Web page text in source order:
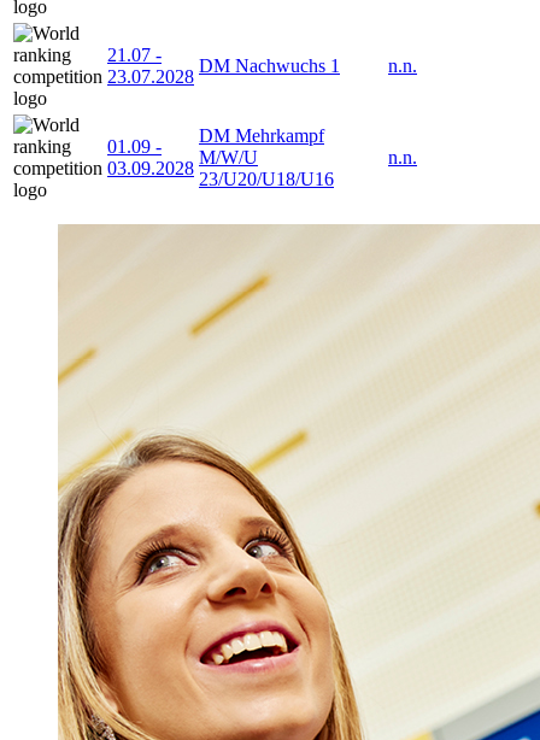
21.07 -
23.07.2028
DM Nachwuchs 1 n.n.
01.09 -
03.09.2028
DM Mehrkampf
M/W/U
23/U20/U18/U16
n.n.